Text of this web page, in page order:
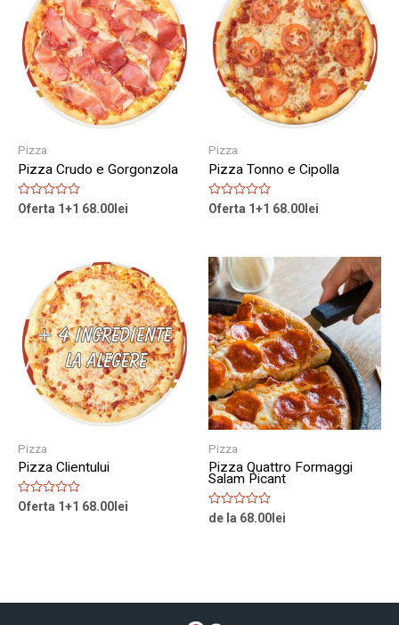
Pizza
Pizza Crudo e Gorgonzola
Rated
Oferta 1+1 68.00 lei
Pizza
Pizza Tonno e Cipolla
Rated
Oferta 1+1 68.00 lei
Pizza
Pizza Clientului
Rated
Oferta 1+1 68.00 lei
Pizza
Pizza Quattro Formaggi
Salam Picant
Rated
de la 68.00 lei